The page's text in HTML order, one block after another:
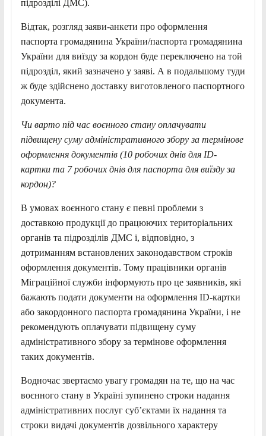
підрозділі ДМС).
Відтак, розгляд заяви-анкети про оформлення
паспорта громадянина України/паспорта громадянина
України для виїзду за кордон буде переключено на той
підрозділ, який зазначено у заяві. А в подальшому туди
ж буде здійснено доставку виготовленого паспортного
документа.
Чи варто під час воєнного стану оплачувати
підвищену суму адміністративного збору за термінове
оформлення документів (10 робочих днів для ID-
картки та 7 робочих днів для паспорта для виїзду за
кордон)?
В умовах воєнного стану є певні проблеми з
доставкою продукції до працюючих територіальних
органів та підрозділів ДМС і, відповідно, з
дотриманням встановлених законодавством строків
оформлення документів. Тому працівники органів
Міграційної служби інформують про це заявників, які
бажають подати документи на оформлення ID-картки
або закордонного паспорта громадянина України, і не
рекомендують оплачувати підвищену суму
адміністративного збору за термінове оформлення
таких документів.
Водночас звертаємо увагу громадян на те, що на час
воєнного стану в Україні зупинено строки надання
адміністративних послуг суб’єктами їх надання та
строки видачі документів дозвільного характеру